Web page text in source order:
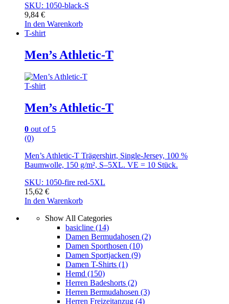
SKU: 1050-black-S
9,84 €
In den Warenkorb
T-shirt
Men’s Athletic-T
T-shirt
Men’s Athletic-T
0 out of 5
(0)
Men’s Athletic-T Trägershirt, Single-Jersey, 100 %
Baumwolle, 150 g/m², S–5XL. VE = 10 Stück.
SKU: 1050-fire red-5XL
15,62 €
In den Warenkorb
Show All Categories
basicline (14)
Damen Bermudahosen (2)
Damen Sporthosen (10)
Damen Sportjacken (9)
Damen T-Shirts (1)
Hemd (150)
Herren Badeshorts (2)
Herren Bermudahosen (3)
Herren Freizeitanzug (4)